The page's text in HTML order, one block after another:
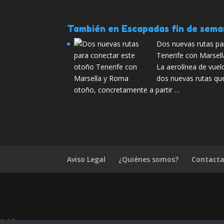
También en Escapadas fin de
Dos nuevas rutas
Tenerife con
La aerolínea de
dos nuevas rutas
otoño, concretamente a partir …
Aviso Legal ¿Quiénes somos?
1.4.2